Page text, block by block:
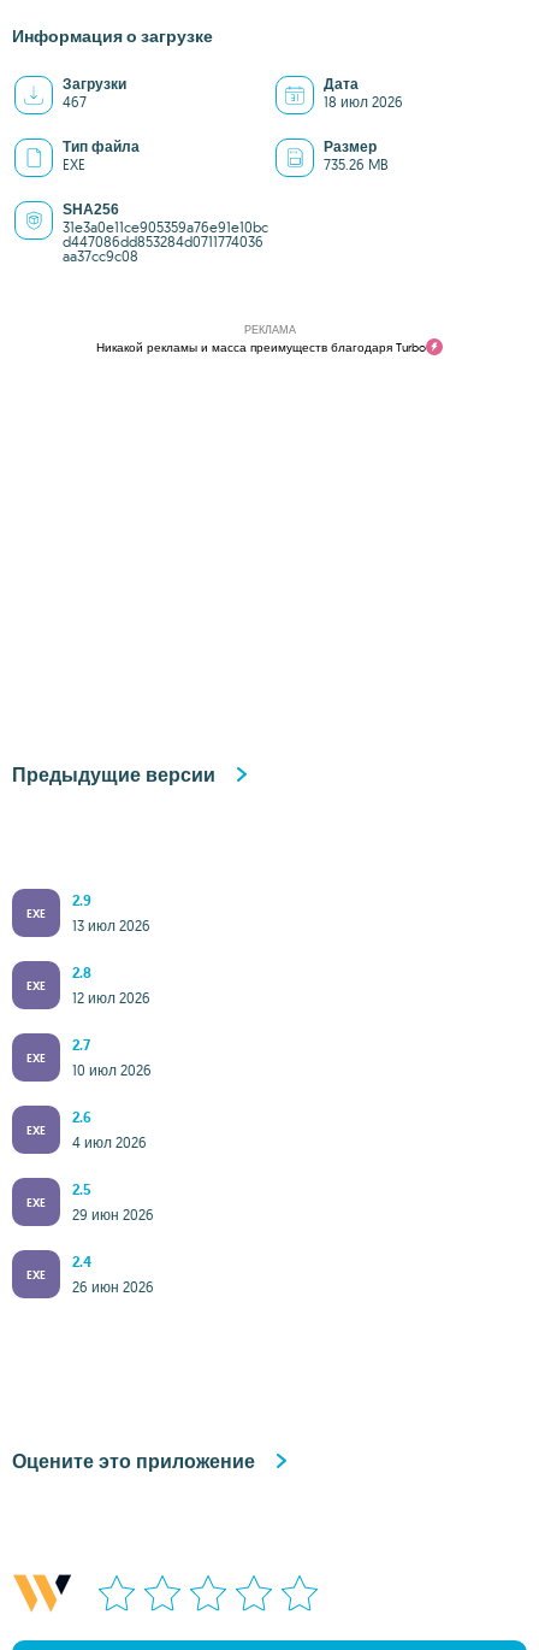
Информация о загрузке
Загрузки
467
Дата
18 июл 2026
Тип файла
EXE
Размер
735.26 MB
SHA256
31e3a0e11ce905359a76e91e10bc
d447086dd853284d0711774036
aa37cc9c08
РЕКЛАМА
Никакой рекламы и масса преимуществ благодаря Turbo
Предыдущие версии
EXE
2.9
13 июл 2026
EXE
2.8
12 июл 2026
EXE
2.7
10 июл 2026
EXE
2.6
4 июл 2026
EXE
2.5
29 июн 2026
EXE
2.4
26 июн 2026
Оцените это приложение